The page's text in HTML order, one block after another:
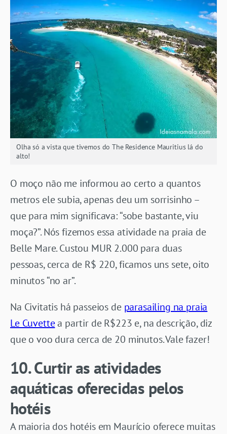
Olha só a vista que tivemos do The Residence Mauritius lá do
alto!
O moço não me informou ao certo a quantos
metros ele subia, apenas deu um sorrisinho –
que para mim significava: “sobe bastante, viu
moça?”. Nós fizemos essa atividade na praia de
Belle Mare. Custou MUR 2.000 para duas
pessoas, cerca de R$ 220, ficamos uns sete, oito
minutos “no ar”.
Na Civitatis há passeios de parasailing na praia
Le Cuvettea partir de R$223 e, na descrição, diz
que o voo dura cerca de 20 minutos. Vale fazer!
10. Curtir as atividades
aquáticas oferecidas pelos
hotéis
A maioria dos hotéis em Maurício oferece muitas